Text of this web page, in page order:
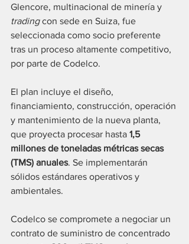
Glencore, multinacional de minería y
trading con sede en Suiza, fue
seleccionada como socio preferente
tras un proceso altamente competitivo,
por parte de Codelco.
El plan incluye el diseño,
financiamiento, construcción, operación
y mantenimiento de la nueva planta,
que proyecta procesar hasta 1,5
millones de toneladas métricas secas
(TMS) anuales. Se implementarán
sólidos estándares operativos y
ambientales.
Codelco se compromete a negociar un
contrato de suministro de concentrado